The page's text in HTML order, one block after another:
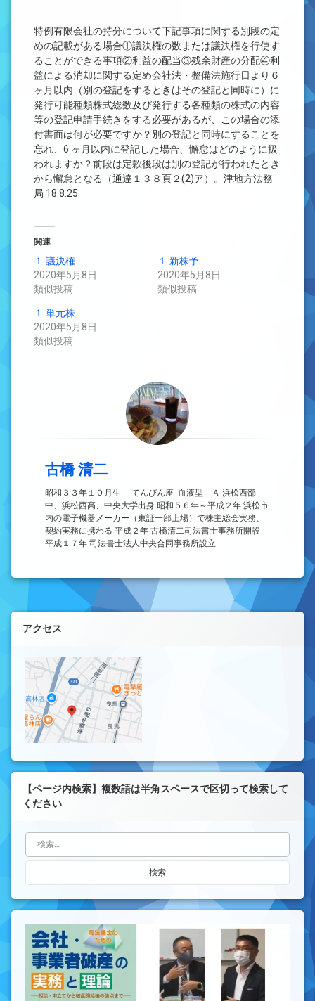
法律を勉強しよう
司法書士資格者・受験生募集中
特例有限会社の持分について下記事項に関する別段の定
めの記載がある場合①議決権の数または議決権を行使す
ることができる事項②利益の配当③残余財産の分配④利
益による消却に関する定め会社法・整備法施行日より６
ヶ月以内（別の登記をするときはその登記と同時に）に
発行可能種類株式総数及び発行する各種類の株式の内容
等の登記申請手続きをする必要があるが、この場合の添
付書面は何が必要ですか？別の登記と同時にすることを
忘れ、6 ヶ月以内に登記した場合、懈怠はどのように扱
われますか？前段は定款後段は別の登記が行われたとき
から懈怠となる（通達１３８頁２(2)ア）。津地方法務
局 18.8.25
関連
１ 議決権…
2020年5月8日
類似投稿
１ 新株予…
2020年5月8日
類似投稿
１ 単元株…
2020年5月8日
類似投稿
古橋 清二
昭和３３年１０月生 てんびん座 血液型 Ａ 浜松西部
中、浜松西高、中央大学出身 昭和５６年～平成２年 浜松市
内の電子機器メーカー（東証一部上場）で株主総会実務、
契約実務に携わる 平成２年 古橋清二司法書士事務所開設
平成１７年 司法書士法人中央合同事務所設立
左サイドバー
アクセス
【ページ内検索】複数語は半角スペースで区切って検索して
ください
検索: